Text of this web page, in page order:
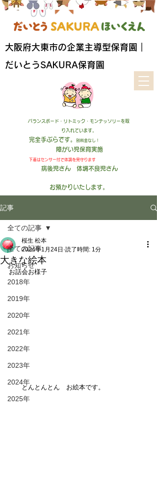
​大阪府大東市の企業主導型保育園｜
だいとうSAKURA保育園
バランスボード・リトミック・モンテッソリーを取
り入れています。
完全手ぶらです。 別料金なし！
障がい児保育実施
下着はセンサー付で体調を見守ります
病後児さん 体調不良児さん
お預かりいたします。
記事
全ての記事
お知らせ
2018年
2019年
2020年
2021年
2022年
2023年
2024年
2025年
全ての記事
大きな絵本
桜生 松本
2024年1月24日 読了時間: 1分
お話会お様子
とんとんとん　お絵本です。